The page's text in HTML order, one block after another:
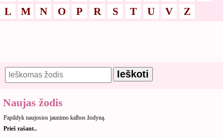
L
M N O P R S T U V Z
Naujas žodis
Papildyk naujosios jaunimo kalbos žodyną.
Prieš rašant..